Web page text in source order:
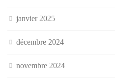
janvier 2025
décembre 2024
novembre 2024